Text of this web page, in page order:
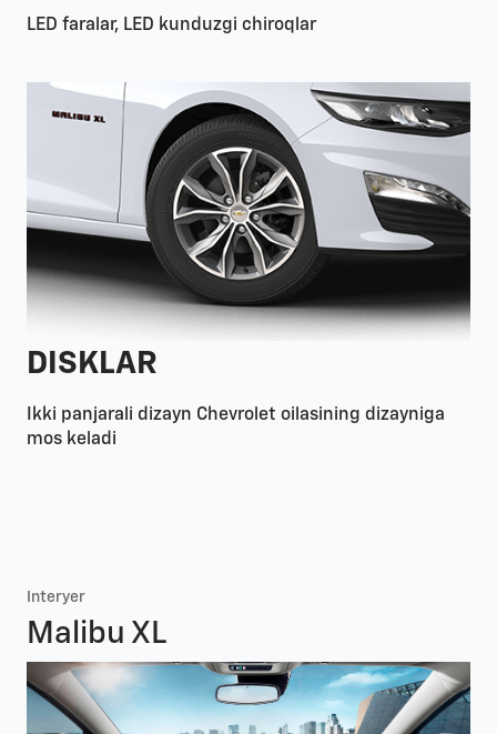
LED faralar, LED kunduzgi chiroqlar
DISKLAR
Ikki panjarali dizayn Chevrolet oilasining dizayniga
mos keladi
Interyer
Malibu XL